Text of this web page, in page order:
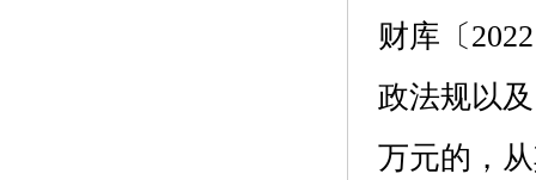
财库〔
政法规以
万元的，